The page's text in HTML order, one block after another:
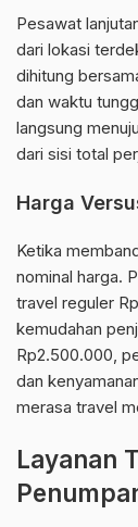
Pesawat
dari lokasi
dihitung
dan waktu
langsung
dari sisi total
Harga
Ketika
nominal harga.
travel reguler
kemudahan
Rp2.500.000,
dan
merasa travel
Layanan